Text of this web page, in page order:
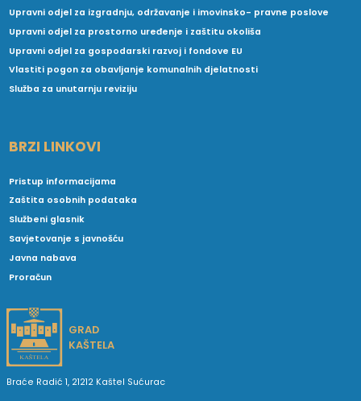
Upravni odjel za izgradnju, održavanje i imovinsko- pravne poslove
Upravni odjel za prostorno uređenje i zaštitu okoliša
Upravni odjel za gospodarski razvoj i fondove EU
Vlastiti pogon za obavljanje komunalnih djelatnosti
Služba za unutarnju reviziju
BRZI LINKOVI
Pristup informacijama
Zaštita osobnih podataka
Službeni glasnik
Savjetovanje s javnošću
Javna nabava
Proračun
GRAD
KAŠTELA
Braće Radić 1, 21212 Kaštel Sućurac